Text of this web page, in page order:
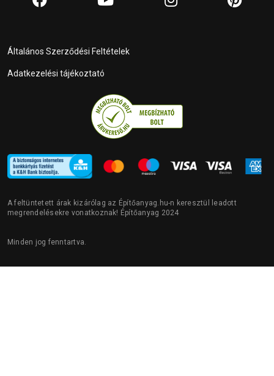
Általános Szerződési Feltételek
Adatkezelési tájékoztató
A feltüntetett árak kizárólag az Építőanyag.hu-n keresztül leadott
megrendelésekre vonatkoznak! Építőanyag 2024
Minden jog fenntartva.